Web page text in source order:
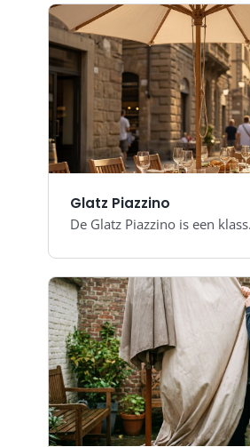
Glatz Piazzino
De Glatz Piazzino is een